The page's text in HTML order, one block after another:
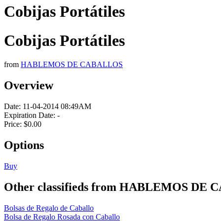
Cobijas Portátiles
Cobijas Portátiles
from HABLEMOS DE CABALLOS
Overview
Date: 11-04-2014 08:49AM
Expiration Date: -
Price: $0.00
Options
Buy
Other classifieds from HABLEMOS DE
Bolsas de Regalo de Caballo
Bolsa de Regalo Rosada con Caballo